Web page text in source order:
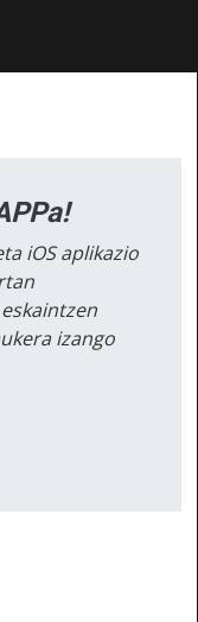
iOS aplikazio
izango